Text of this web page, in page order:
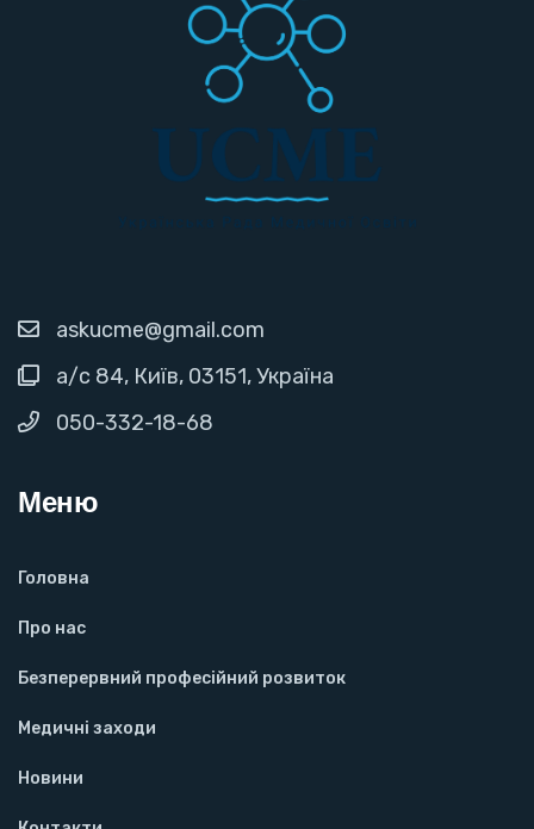
askucme@gmail.com
а/с 84, Київ, 03151, Україна
050-332-18-68
Меню
Головна
Про нас
Безперервний професійний розвиток
Медичні заходи
Новини